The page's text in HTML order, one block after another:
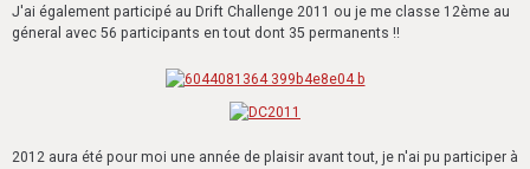
J'ai également participé au Drift Challenge 2011 ou je me classe 12ème au
géneral avec 56 participants en tout dont 35 permanents !!
2012 aura été pour moi une année de plaisir avant tout, je n'ai pu participer à